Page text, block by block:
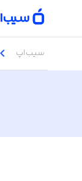
سیب‌اپ chevron_left